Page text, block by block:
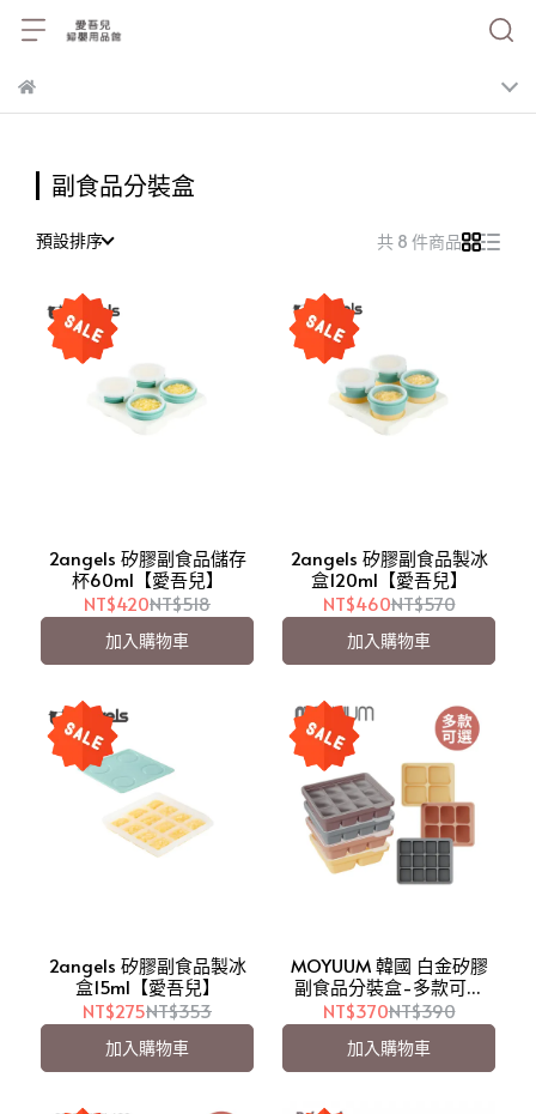
副食品分裝盒
預設排序 共 8 件商品
2angels 矽膠副食品儲存
杯60ml【愛吾兒】
NT$420NT$518
加入購物車
2angels 矽膠副食品製冰
盒120ml【愛吾兒】
NT$460NT$570
加入購物車
2angels 矽膠副食品製冰
盒15ml【愛吾兒】
NT$275NT$353
加入購物車
MOYUUM 韓國 白金矽膠
副食品分裝盒-多款可選
【愛吾兒】
NT$370NT$390
加入購物車